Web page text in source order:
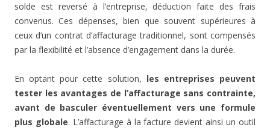
solde est reversé à l’entreprise, déduction faite des frais
convenus. Ces dépenses, bien que souvent supérieures à
ceux d’un contrat d’affacturage traditionnel, sont compensés
par la flexibilité et l’absence d’engagement dans la durée.
En optant pour cette solution, les entreprises peuvent
tester les avantages de l’affacturage sans contrainte,
avant de basculer éventuellement vers une formule
plus globale. L’affacturage à la facture devient ainsi un outil